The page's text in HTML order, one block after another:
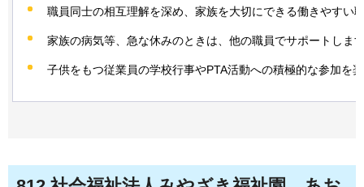
職員同士の相互理解を深め、家族を大切にできる働きやすい
家族の病気等、急な休みのときは、他の職員でサポートしま
子供をもつ従業員の学校行事やPTA活動への積極的な参加を